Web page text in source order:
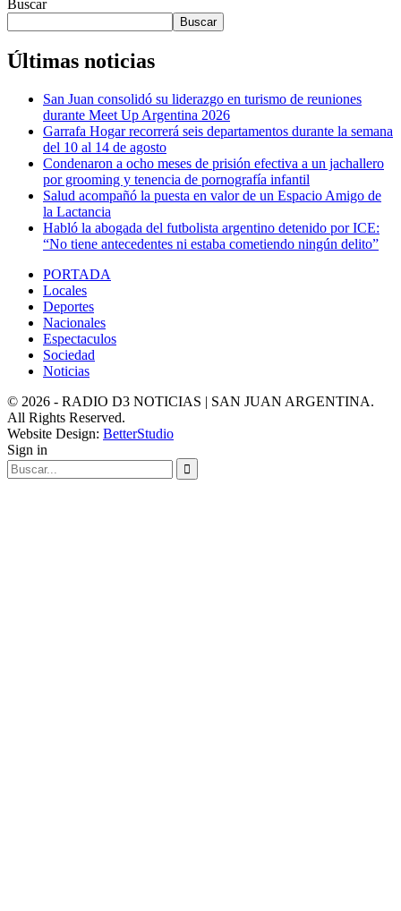
Buscar
Buscar
Últimas noticias
San Juan consolidó su liderazgo en turismo de reuniones
durante Meet Up Argentina 2026
Garrafa Hogar recorrerá seis departamentos durante la semana
del 10 al 14 de agosto
Condenaron a ocho meses de prisión efectiva a un jachallero
por grooming y tenencia de pornografía infantil
Salud acompañó la puesta en valor de un Espacio Amigo de
la Lactancia
Habló la abogada del futbolista argentino detenido por ICE:
“No tiene antecedentes ni estaba cometiendo ningún delito”
PORTADA
Locales
Deportes
Nacionales
Espectaculos
Sociedad
Noticias
© 2026 - RADIO D3 NOTICIAS | SAN JUAN ARGENTINA.
All Rights Reserved.
Website Design: BetterStudio
Sign in